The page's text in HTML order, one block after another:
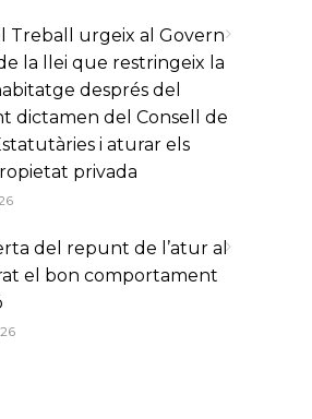
Treball urgeix al Govern
la llei que restringeix la
després del
dictamen del Consell de
i aturar els
privada
del repunt de l’atur al
el bon comportament